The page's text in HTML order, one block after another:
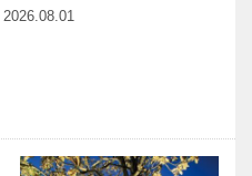
2026.08.01